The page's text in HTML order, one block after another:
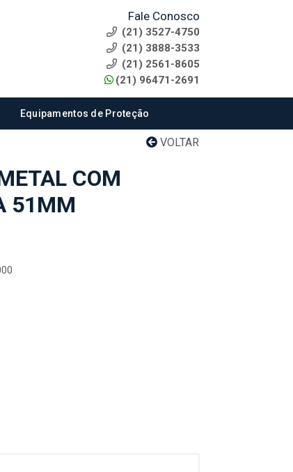
Fale Conosco
(21) 3527-4750
(21) 3888-3533
(21) 2561-8605
(21) 96471-2691
Equipamentos de Proteção
VOLTAR
COM
51MM